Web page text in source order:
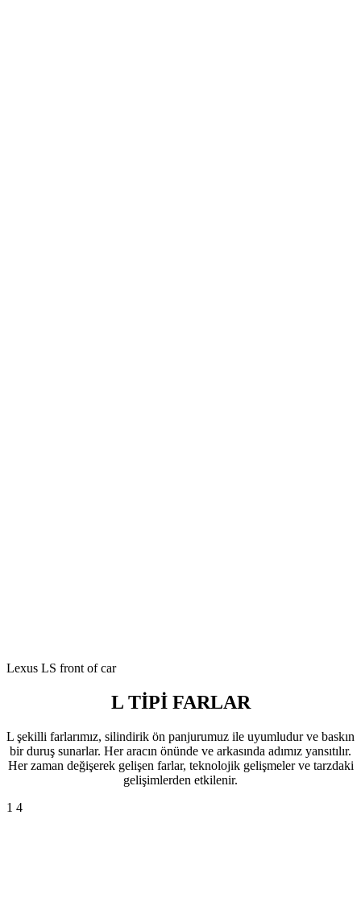
Lexus LS front of car
L TİPİ FARLAR
L şekilli farlarımız, silindirik ön panjurumuz ile uyumludur ve baskın
bir duruş sunarlar. Her aracın önünde ve arkasında adımız yansıtılır.
Her zaman değişerek gelişen farlar, teknolojik gelişmeler ve tarzdaki
gelişimlerden etkilenir.
1 4